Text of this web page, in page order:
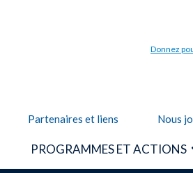
Donnez
Partenaires et liens Nous
PROGRAMMES ET ACTIONS